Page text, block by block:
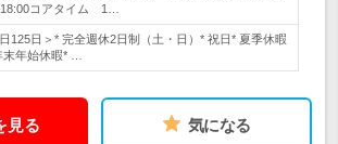
コアタイム 1…
125日＞* 完全週休2日制（土・日）* 祝日* 夏季休暇
末年始休暇* …
見る 気になる